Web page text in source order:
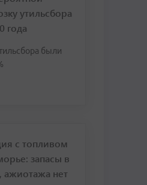
утильсбора
года
были
с топливом
запасы в
ажиотажа нет